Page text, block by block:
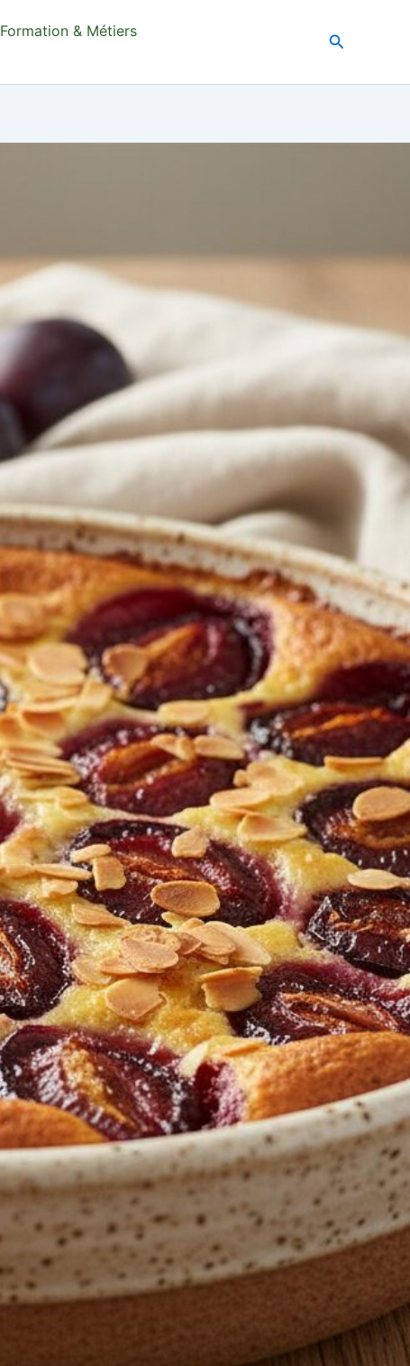
Formation & Métiers